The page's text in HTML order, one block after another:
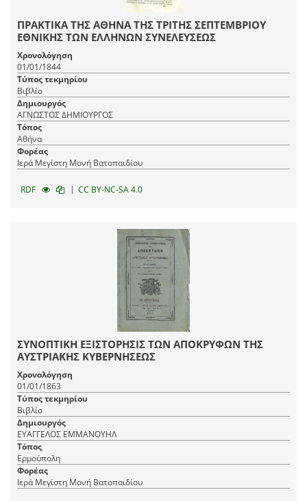
ΠΡΑΚΤΙΚΑ ΤΗΣ ΑΘΗΝΑ ΤΗΣ ΤΡΙΤΗΣ ΣΕΠΤΕΜΒΡΙΟΥ
ΕΘΝΙΚΗΣ ΤΩΝ ΕΛΛΗΝΩΝ ΣΥΝΕΛΕΥΣΕΩΣ
Χρονολόγηση
01/01/1844
Τύπος τεκμηρίου
Βιβλίο
Δημιουργός
ΑΓΝΩΣΤΟΣ ΔΗΜΙΟΥΡΓΟΣ
Τόπος
Αθήνα
Φορέας
Ιερά Μεγίστη Μονή Βατοπαιδίου
RDF | CC BY-NC-SA 4.0
ΣΥΝΟΠΤΙΚΗ ΕΞΙΣΤΟΡΗΣΙΣ ΤΩΝ ΑΠΟΚΡΥΦΩΝ ΤΗΣ
ΑΥΣΤΡΙΑΚΗΣ ΚΥΒΕΡΝΗΣΕΩΣ
Χρονολόγηση
01/01/1863
Τύπος τεκμηρίου
Βιβλίο
Δημιουργός
ΕΥΑΓΓΕΛΟΣ ΕΜΜΑΝΟΥΗΛ
Τόπος
Ερμούπολη
Φορέας
Ιερά Μεγίστη Μονή Βατοπαιδίου